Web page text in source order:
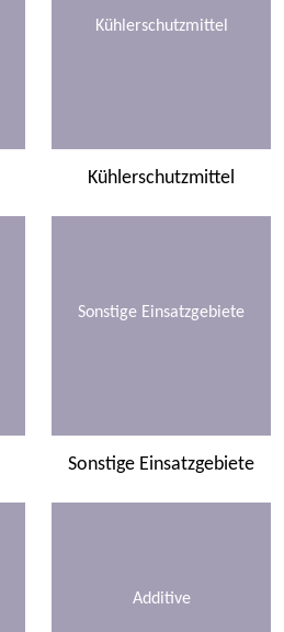
Kühlerschutzmittel
Kühlerschutzmittel
Sonstige Einsatzgebiete
Sonstige Einsatzgebiete
Additive